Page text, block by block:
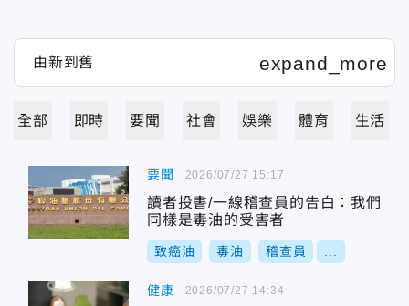
全部 即時 要聞 社會 娛樂 體育 生活
要聞
讀者投書/一線稽查員的告白：我們
同樣是毒油的受害者
致癌油 毒油 稽查員
2026/07/27 15:17
健康 2026/07/27 14:34